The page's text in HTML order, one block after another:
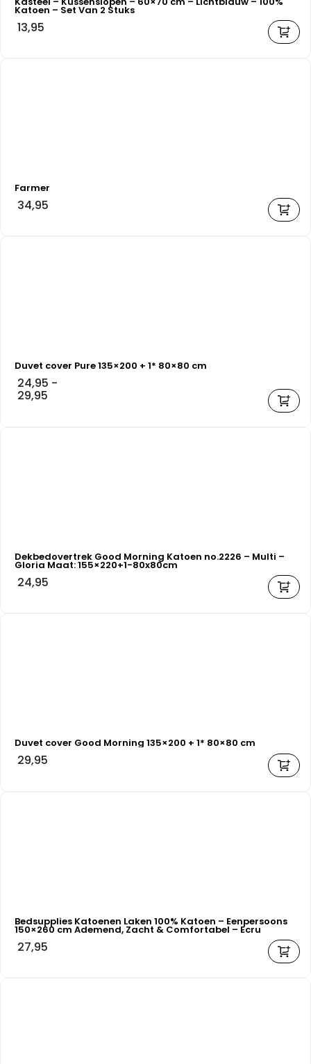
Katoen – Set Van 2 Stuks
13,95
Farmer
34,95
Duvet cover Pure 135×200 + 1* 80×80 cm
24,95 -
29,95
Dekbedovertrek Good Morning Katoen no.2226 – Multi –
Gloria Maat: 155×220+1-80x80cm
24,95
Duvet cover Good Morning 135×200 + 1* 80×80 cm
29,95
Bedsupplies Katoenen Laken 100% Katoen – Eenpersoons
150×260 cm Ademend, Zacht & Comfortabel – Ecru
27,95